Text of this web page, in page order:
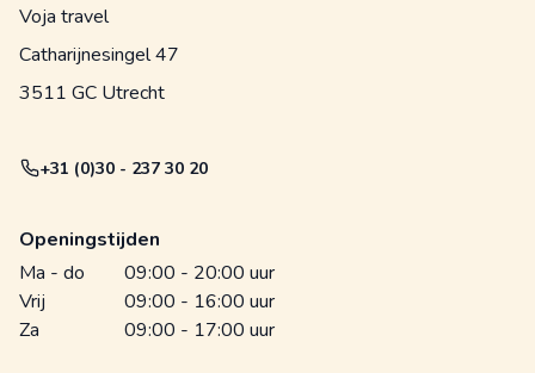
Voja travel
Catharijnesingel 47
3511 GC Utrecht
+31 (0)30 - 237 30 20
Openingstijden
Ma - do
09:00 - 20:00 uur
Vrij
09:00 - 16:00 uur
Za
09:00 - 17:00 uur